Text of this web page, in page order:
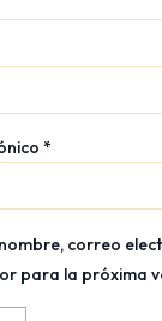
*
correo
para la próxima